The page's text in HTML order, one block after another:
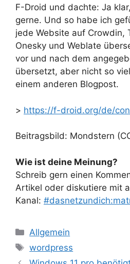
F-Droid und dachte: Ja
gerne. Und so habe ich
jede Website auf Crowdin,
Onesky und Weblate
vor und nach dem
übersetzt, aber nicht so
einem anderen Blogpost.
> https://f-droid.org/de/
Beitragsbild: Mondstern
Wie ist deine Meinung?
Schreib gern einen
Artikel oder diskutiere mit
Kanal:
Kategorien
Allgemein
Schlagwörter
wordpress